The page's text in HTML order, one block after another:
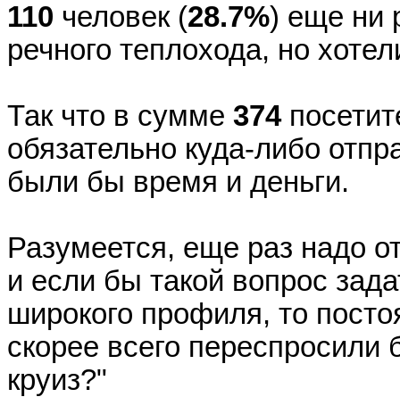
110 человек (28.7%) еще ни
речного теплохода, но
Так что в сумме 374
обязательно куда-либо
были бы время и деньги.
Разумеется, еще раз надо
и если бы такой вопрос
широкого профиля, то
скорее всего переспросили
круиз?"